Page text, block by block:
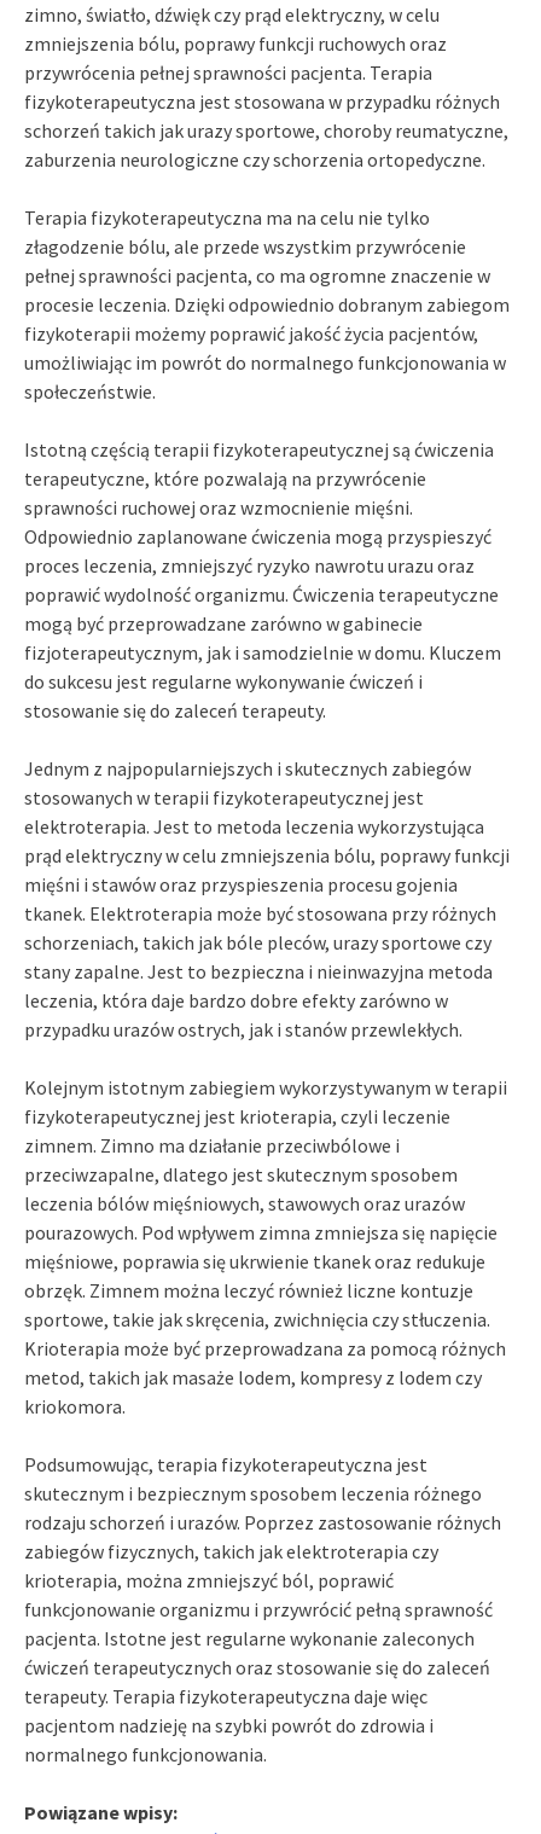
zimno, światło, dźwięk czy prąd elektryczny, w celu
zmniejszenia bólu, poprawy funkcji ruchowych oraz
przywrócenia pełnej sprawności pacjenta. Terapia
fizykoterapeutyczna jest stosowana w przypadku różnych
schorzeń takich jak urazy sportowe, choroby reumatyczne,
zaburzenia neurologiczne czy schorzenia ortopedyczne.
Terapia fizykoterapeutyczna ma na celu nie tylko
złagodzenie bólu, ale przede wszystkim przywrócenie
pełnej sprawności pacjenta, co ma ogromne znaczenie w
procesie leczenia. Dzięki odpowiednio dobranym zabiegom
fizykoterapii możemy poprawić jakość życia pacjentów,
umożliwiając im powrót do normalnego funkcjonowania w
społeczeństwie.
Istotną częścią terapii fizykoterapeutycznej są ćwiczenia
terapeutyczne, które pozwalają na przywrócenie
sprawności ruchowej oraz wzmocnienie mięśni.
Odpowiednio zaplanowane ćwiczenia mogą przyspieszyć
proces leczenia, zmniejszyć ryzyko nawrotu urazu oraz
poprawić wydolność organizmu. Ćwiczenia terapeutyczne
mogą być przeprowadzane zarówno w gabinecie
fizjoterapeutycznym, jak i samodzielnie w domu. Kluczem
do sukcesu jest regularne wykonywanie ćwiczeń i
stosowanie się do zaleceń terapeuty.
Jednym z najpopularniejszych i skutecznych zabiegów
stosowanych w terapii fizykoterapeutycznej jest
elektroterapia. Jest to metoda leczenia wykorzystująca
prąd elektryczny w celu zmniejszenia bólu, poprawy funkcji
mięśni i stawów oraz przyspieszenia procesu gojenia
tkanek. Elektroterapia może być stosowana przy różnych
schorzeniach, takich jak bóle pleców, urazy sportowe czy
stany zapalne. Jest to bezpieczna i nieinwazyjna metoda
leczenia, która daje bardzo dobre efekty zarówno w
przypadku urazów ostrych, jak i stanów przewlekłych.
Kolejnym istotnym zabiegiem wykorzystywanym w terapii
fizykoterapeutycznej jest krioterapia, czyli leczenie
zimnem. Zimno ma działanie przeciwbólowe i
przeciwzapalne, dlatego jest skutecznym sposobem
leczenia bólów mięśniowych, stawowych oraz urazów
pourazowych. Pod wpływem zimna zmniejsza się napięcie
mięśniowe, poprawia się ukrwienie tkanek oraz redukuje
obrzęk. Zimnem można leczyć również liczne kontuzje
sportowe, takie jak skręcenia, zwichnięcia czy stłuczenia.
Krioterapia może być przeprowadzana za pomocą różnych
metod, takich jak masaże lodem, kompresy z lodem czy
kriokomora.
Podsumowując, terapia fizykoterapeutyczna jest
skutecznym i bezpiecznym sposobem leczenia różnego
rodzaju schorzeń i urazów. Poprzez zastosowanie różnych
zabiegów fizycznych, takich jak elektroterapia czy
krioterapia, można zmniejszyć ból, poprawić
funkcjonowanie organizmu i przywrócić pełną sprawność
pacjenta. Istotne jest regularne wykonanie zaleconych
ćwiczeń terapeutycznych oraz stosowanie się do zaleceń
terapeuty. Terapia fizykoterapeutyczna daje więc
pacjentom nadzieję na szybki powrót do zdrowia i
normalnego funkcjonowania.
Powiązane wpisy: